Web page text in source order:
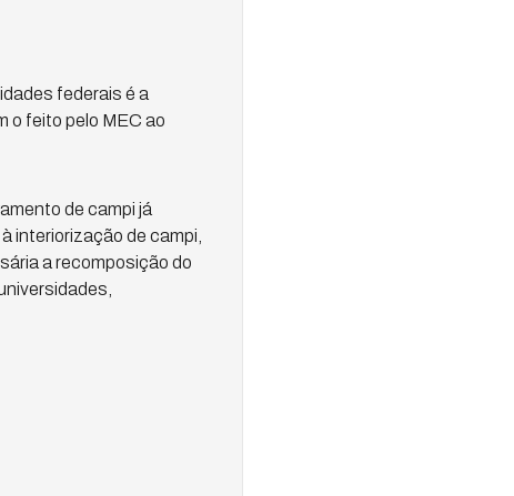
federais é a
o feito pelo MEC ao
de campi já
interiorização de campi,
a recomposição do